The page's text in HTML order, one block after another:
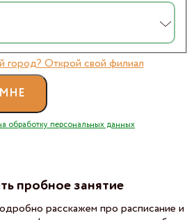
город? Открой свой филиал
обработку персональных данных
пробное занятие
расскажем про расписание и